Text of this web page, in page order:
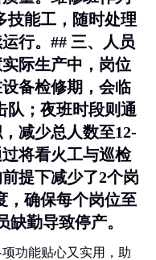
技能工，随时处理
行。## 三、人员
际生产中，岗位
设备检修期 ，会临
； 夜班时段则通
减少总人数至12-
将看火工与巡检
提下减少了2个岗
，确保每个岗位至
勤导致停产。
功能贴心又实用，助